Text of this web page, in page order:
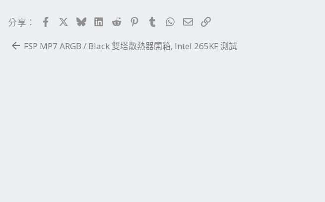
分享： FacebookBlueskyLinkedIn
RedditPinterestTumblrWhatsApp
電子郵件
連結
FSP MP7 ARGB / Black 雙塔散熱器開箱, Intel 265KF 測試